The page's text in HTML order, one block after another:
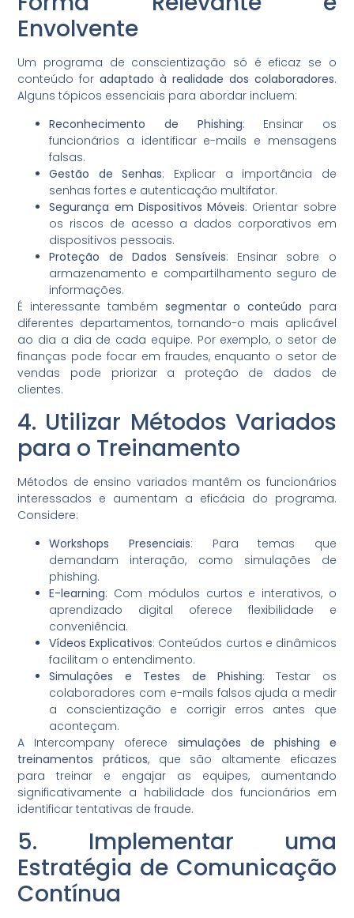
Envolvente
Um programa de conscientização só é eficaz se o
conteúdo foradaptado à realidade dos colaboradores.
Alguns tópicos essenciais para abordar incluem:
Reconhecimento de Phishing: Ensinar os
funcionários a identificar e-mails e mensagens
falsas.
Gestão de Senhas: Explicar a importância de
senhas fortes e autenticação multifator.
Segurança em Dispositivos Móveis: Orientar sobre
os riscos de acesso a dados corporativos em
dispositivos pessoais.
Proteção de Dados Sensíveis: Ensinar sobre o
armazenamento e compartilhamento seguro de
informações.
É interessante também segmentar o conteúdo para
diferentes departamentos, tornando-o mais aplicável
ao dia a dia de cada equipe. Por exemplo, o setor de
finanças pode focar em fraudes, enquanto o setor de
vendas pode priorizar a proteção de dados de
clientes.
4. Utilizar Métodos Variados
para o Treinamento
Métodos de ensino variados mantêm os funcionários
interessados e aumentam a eficácia do programa.
Considere:
Workshops Presenciais: Para temas que
demandam interação, como simulações de
phishing.
E-learning: Com módulos curtos e interativos, o
aprendizado digital oferece flexibilidade e
conveniência.
Vídeos Explicativos: Conteúdos curtos e dinâmicos
facilitam o entendimento.
Simulações e Testes de Phishing: Testar os
colaboradores com e-mails falsos ajuda a medir
a conscientização e corrigir erros antes que
aconteçam.
A Intercompany oferece simulações de phishing e
treinamentos práticos, que são altamente eficazes
para treinar e engajar as equipes, aumentando
significativamente a habilidade dos funcionários em
identificar tentativas de fraude.
5. Implementar uma
Estratégia de Comunicação
Contínua